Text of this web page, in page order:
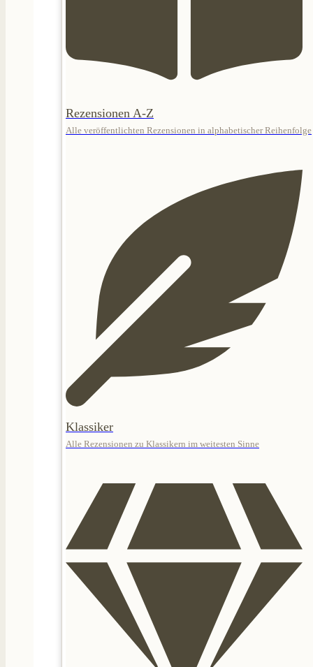
Rezensionen A-Z
Alle veröffentlichten Rezensionen in alphabetischer Reihenfolge
Klassiker
Alle Rezensionen zu Klassikern im weitesten Sinne